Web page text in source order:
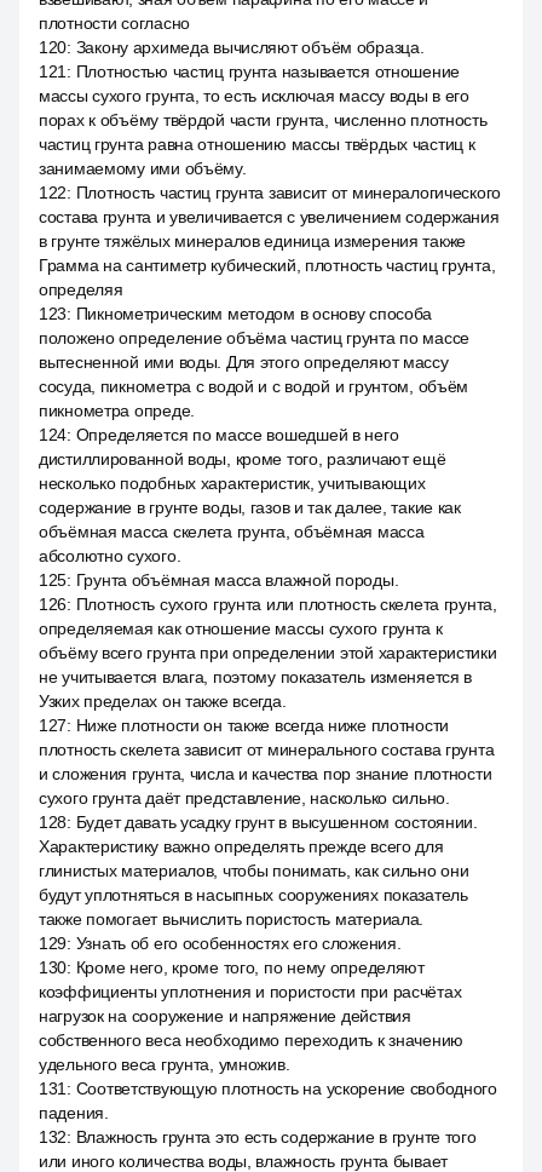
плотности согласно
120: Закону архимеда вычисляют объём образца.
121 : Плотностью частиц грунта называется отношение
массы сухого грунта, то есть исключая массу воды в его
порах к объёму твёрдой части грунта, численно плотность
частиц грунта равна отношению массы твёрдых частиц к
занимаемому ими объёму.
122: Плотность частиц грунта зависит от минералогического
состава грунта и увеличивается с увеличением содержания
в грунте тяжёлых минералов единица измерения также
Грамма на сантиметр кубический, плотность частиц грунта,
определяя
123: Пикнометрическим методом в основу способа
положено определение объёма частиц грунта по массе
вытесненной ими воды. Для этого определяют массу
сосуда, пикнометра с водой и с водой и грунтом, объём
пикнометра опреде.
124: Определяется по массе вошедшей в него
дистиллированной воды, кроме того, различают ещё
несколько подобных характеристик, учитывающих
содержание в грунте воды, газов и так далее, такие как
объёмная масса скелета грунта, объёмная масса
абсолютно сухого.
125: Грунта объёмная масса влажной породы.
126: Плотность сухого грунта или плотность скелета грунта,
определяемая как отношение массы сухого грунта к
объёму всего грунта при определении этой характеристики
не учитывается влага, поэтому показатель изменяется в
Узких пределах он также всегда.
127: Ниже плотности он также всегда ниже плотности
плотность скелета зависит от минерального состава грунта
и сложения грунта, числа и качества пор знание плотности
сухого грунта даёт представление, насколько сильно.
128: Будет давать усадку грунт в высушенном состоянии.
Характеристику важно определять прежде всего для
глинистых материалов, чтобы понимать, как сильно они
будут уплотняться в насыпных сооружениях показатель
также помогает вычислить пористость материала.
129: Узнать об его особенностях его сложения.
130: Кроме него, кроме того, по нему определяют
коэффициенты уплотнения и пористости при расчётах
нагрузок на сооружение и напряжение действия
собственного веса необходимо переходить к значению
удельного веса грунта, умножив.
131 : Соответствующую плотность на ускорение свободного
падения.
132: Влажность грунта это есть содержание в грунте того
или иного количества воды, влажность грунта бывает